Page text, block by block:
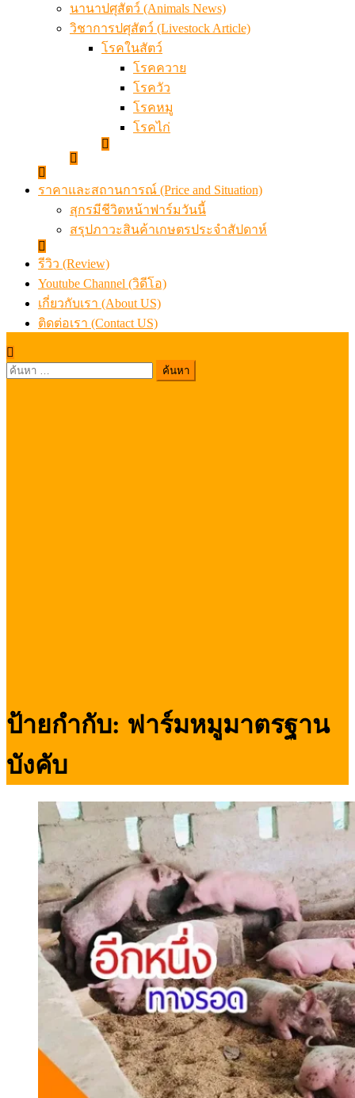
นานาปศุสัตว์ (Animals News)
วิชาการปศุสัตว์ (Livestock Article)
โรคในสัตว์
โรคควาย
โรควัว
โรคหมู
โรคไก่
ราคาและสถานการณ์ (Price and Situation)
สุกรมีชีวิตหน้าฟาร์มวันนี้
สรุปภาวะสินค้าเกษตรประจำสัปดาห์
รีวิว (Review)
Youtube Channel (วิดีโอ)
เกี่ยวกับเรา (About US)
ติดต่อเรา (Contact US)
ค้นหา
ป้ายกำกับ: ฟาร์มหมูมาตรฐาน
บังคับ